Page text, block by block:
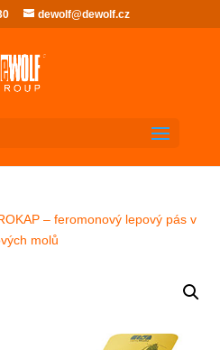
dewolf@dewolf.cz
– feromonový lepový pás v
molů